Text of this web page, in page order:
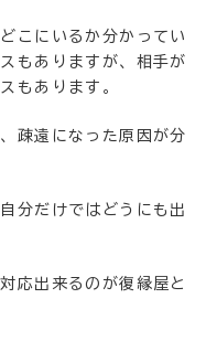
こにいるか分かってい
もありますが、相手が
もあります。
疎遠になった原因が分
分だけではどうにも出
応出来るのが復縁屋と